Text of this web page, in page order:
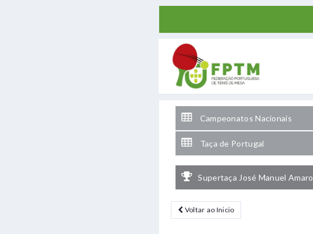
Campeonatos Nacionais
Taça de Portugal
Supertaça José Manuel Amaro
Voltar ao Inicio